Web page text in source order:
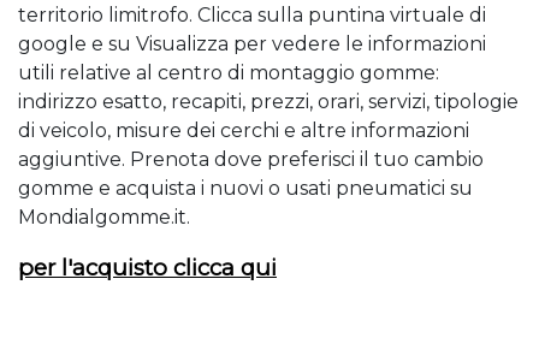
territorio limitrofo. Clicca sulla puntina virtuale di
google e su Visualizza per vedere le informazioni
utili relative al centro di montaggio gomme:
indirizzo esatto, recapiti, prezzi, orari, servizi, tipologie
di veicolo, misure dei cerchi e altre informazioni
aggiuntive. Prenota dove preferisci il tuo cambio
gomme e acquista i nuovi o usati pneumatici su
Mondialgomme.it.
per l'acquisto clicca qui